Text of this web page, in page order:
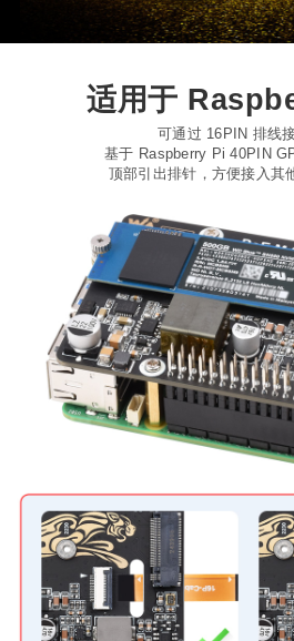
适用于
可通过 16PIN 排线
基于 Raspberry Pi 40PIN
顶部引出排针，方便接入其